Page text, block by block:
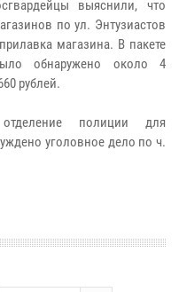
выяснили, что
по ул. Энтузиастов
магазина. В пакете
обнаружено около 4
рублей.
полиции для
уголовное дело по ч.